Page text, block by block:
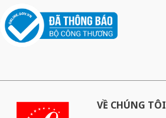
VỀ CHÚNG TÔI